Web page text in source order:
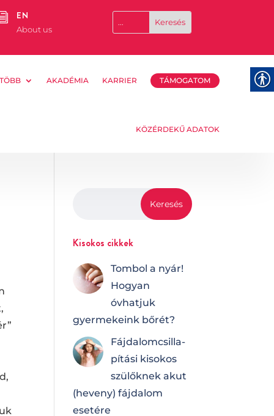
EN
About us
TÖBB AKADÉMIA KARRIER TÁMOGATOM
KÖZÉRDEKŰ ADATOK
Kisokos cikkek
Tombol a nyár!
Hogyan
óvhatjuk
gyermekeink bőrét?
Fájdalomcsilla­
pí­tá­si kisokos
szülőknek akut
(heveny) fájdalom
esetére